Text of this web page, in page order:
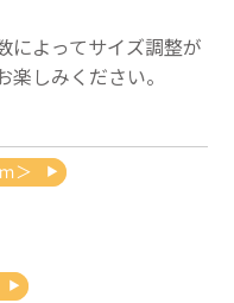
によってサイズ調整が
楽しみください。
＞